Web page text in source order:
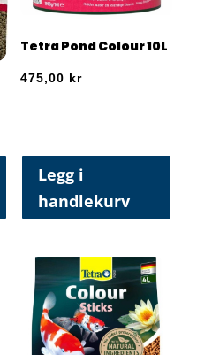
Tetra Pond Colour 10L
475,00 kr
Legg i
handlekurv